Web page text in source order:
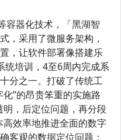
器化技术，「黑湖智
，采用了微服务架构，
，让软件部署像搭建乐
统培训，4至6周内完成系
分之一。打破了传统工
”的昂贵笨重的实施路
，后定位问题，再分段
效率地推进全面的数字
客观的数据定位问题；